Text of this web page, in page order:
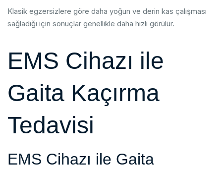
Klasik egzersizlere göre daha yoğun ve derin kas çalışması
sağladığı için sonuçlar genellikle daha hızlı görülür.
EMS Cihazı ile
Gaita Kaçırma
Tedavisi
EMS Cihazı ile Gaita